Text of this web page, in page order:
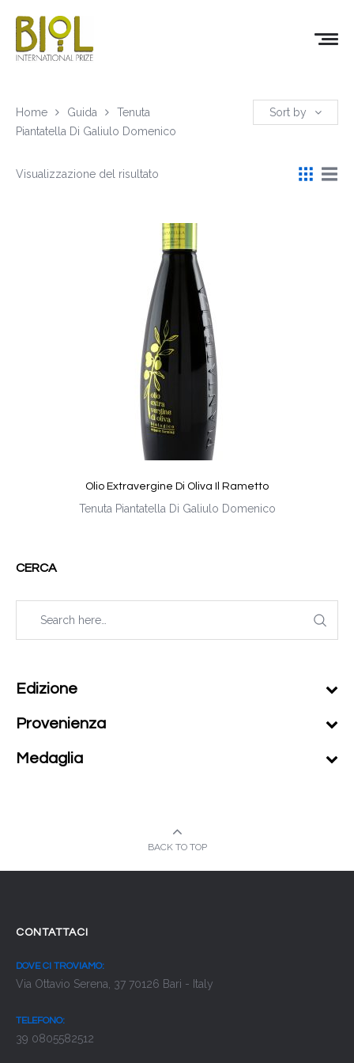
Home Guida
Tenuta
Piantatella Di Galiulo Domenico
Sort by
Visualizzazione del risultato
Olio Extravergine Di Oliva Il Rametto
Tenuta Piantatella Di Galiulo Domenico
CERCA
Edizione
Provenienza
Medaglia
BACK TO TOP
CONTATTACI
DOVE CI TROVIAMO:
Via Ottavio Serena, 37 70126 Bari - Italy
TELEFONO:
39 0805582512